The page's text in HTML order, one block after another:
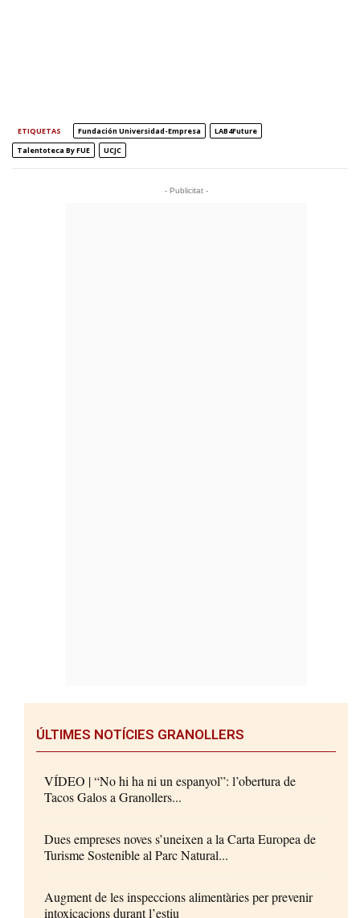
ETIQUETAS Fundación Universidad-Empresa
LAB4Future
Talentoteca By FUE
UCJC
- Publicitat -
ÚLTIMES NOTÍCIES GRANOLLERS
VÍDEO | “No hi ha ni un espanyol”: l’obertura de
Tacos Galos a Granollers...
Dues empreses noves s’uneixen a la Carta Europea de
Turisme Sostenible al Parc Natural...
Augment de les inspeccions alimentàries per prevenir
intoxicacions durant l’estiu